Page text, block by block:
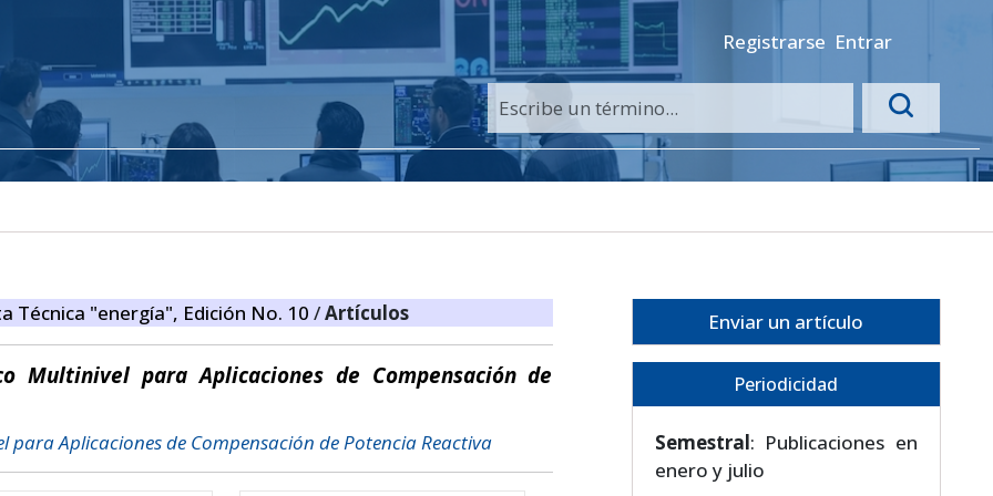
Registrarse Entrar
Técnica "energía", Edición No. 10 /Artículos
Multinivel para Aplicaciones de Compensación de
Aplicaciones de Compensación de Potencia Reactiva
Enviar un artículo
Periodicidad
Semestral: Publicaciones en
enero y julio